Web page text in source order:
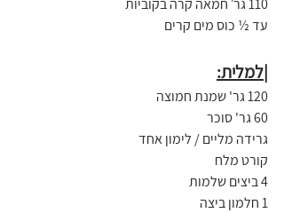
עד ½ כוס מים קרים
|למלית:
120 גר' שמנת חמוצה
60 גר' סוכר
גרידה מליים / לימון אחד
קורט מלח
4 ביצים שלמות
1 חלמון ביצה